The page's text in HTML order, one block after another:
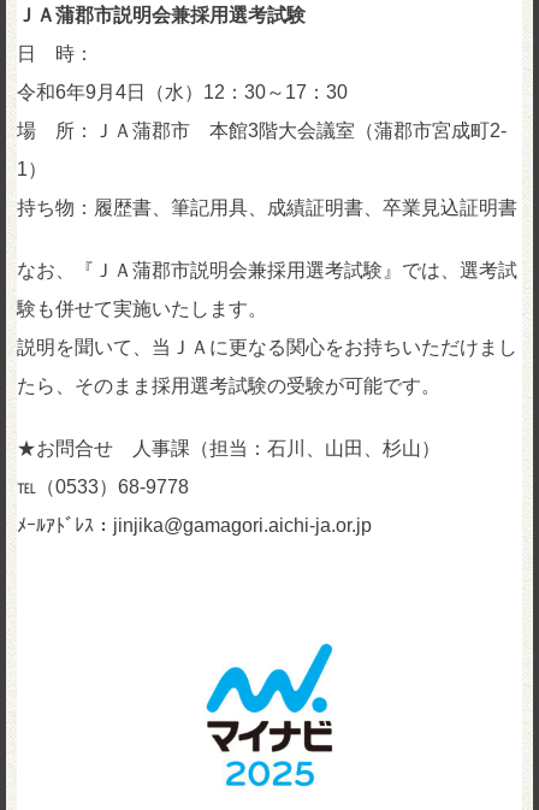
ＪＡ蒲郡市説明会兼採用選考試験
日 時：
令和6年9月4日（水）12：30～17：30
場 所：ＪＡ蒲郡市 本館3階大会議室（蒲郡市宮成町2-
1）
持ち物：履歴書、筆記用具、成績証明書、卒業見込証明書
なお、『ＪＡ蒲郡市説明会兼採用選考試験』では、選考試
験も併せて実施いたします。
説明を聞いて、当ＪＡに更なる関心をお持ちいただけまし
たら、そのまま採用選考試験の受験が可能です。
★お問合せ 人事課（担当：石川、山田、杉山）
℡（0533）68-9778
ﾒｰﾙｱﾄﾞﾚｽ：jinjika@gamagori.aichi-ja.or.jp